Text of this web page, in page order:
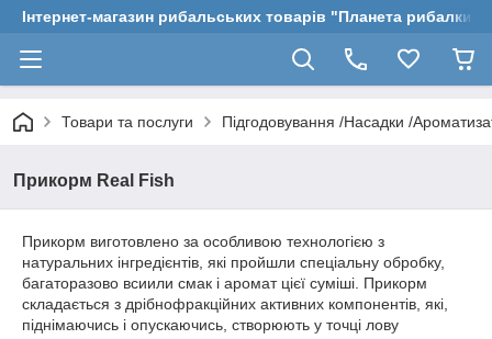
Інтернет-магазин рибальських товарів "Планета рибалки"
Товари та послуги Підгодовування /Насадки /
Прикорм Real Fish
Прикорм виготовлено за особливою технологією з
натуральних інгредієнтів, які пройшли спеціальну обробку,
багаторазово всиили смак і аромат цієї суміші. Прикорм
складається з дрібнофракційних активних компонентів, які,
піднімаючись і опускаючись, створюють у точці лову